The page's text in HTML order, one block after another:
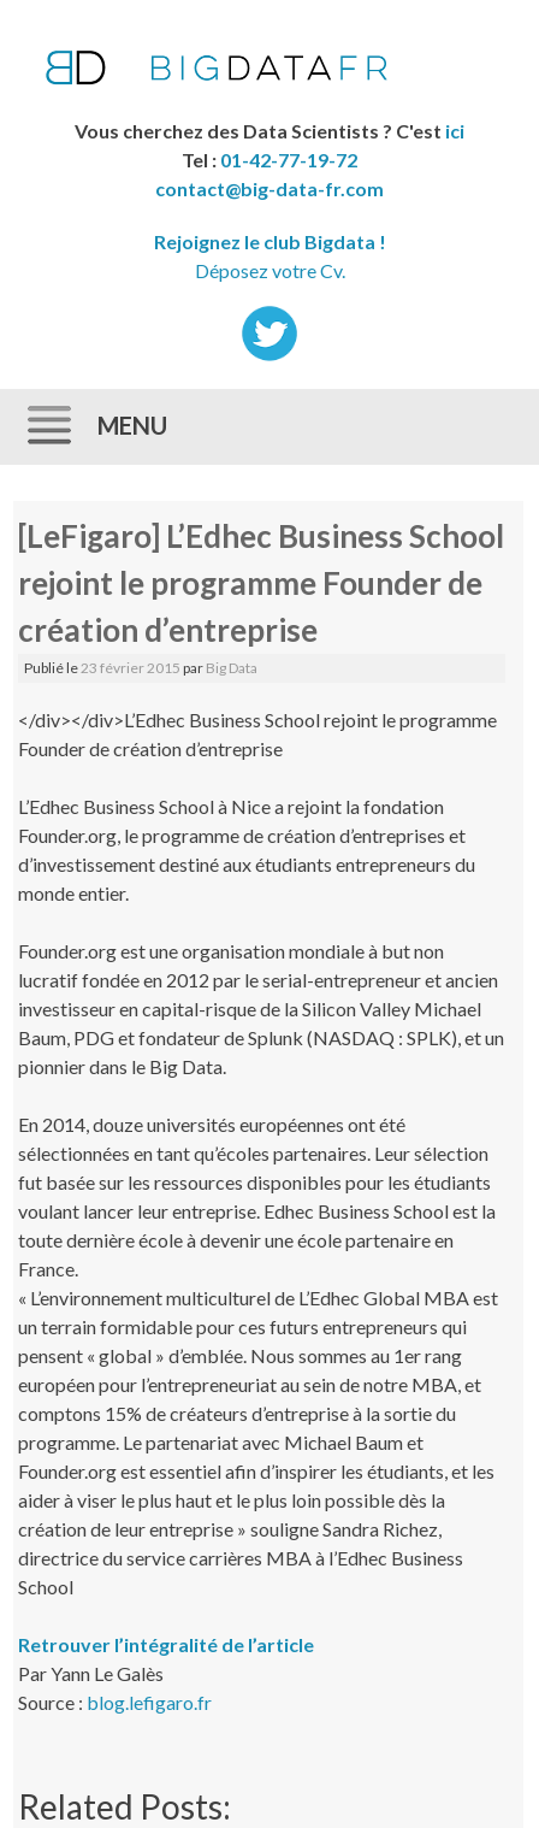
Vous cherchez des Data Scientists ? C'est ici
Tel : 01-42-77-19-72
contact@big-data-fr.com
Rejoignez le club Bigdata !
Déposez votre Cv.
MENU
[LeFigaro] L’Edhec Business School
rejoint le programme Founder de
création d’entreprise
Publié le 23 février 2015 par Big Data
</div></div>L’Edhec Business School rejoint le programme
Founder de création d’entreprise
L’Edhec Business School à Nice a rejoint la fondation
Founder.org, le programme de création d’entreprises et
d’investissement destiné aux étudiants entrepreneurs du
monde entier.
Founder.org est une organisation mondiale à but non
lucratif fondée en 2012 par le serial-entrepreneur et ancien
investisseur en capital-risque de la Silicon Valley Michael
Baum, PDG et fondateur de Splunk (NASDAQ : SPLK), et un
pionnier dans le Big Data.
En 2014, douze universités européennes ont été
sélectionnées en tant qu’écoles partenaires. Leur sélection
fut basée sur les ressources disponibles pour les étudiants
voulant lancer leur entreprise. Edhec Business School est la
toute dernière école à devenir une école partenaire en
France.
« L’environnement multiculturel de L’Edhec Global MBA est
un terrain formidable pour ces futurs entrepreneurs qui
pensent « global » d’emblée. Nous sommes au 1er rang
européen pour l’entrepreneuriat au sein de notre MBA, et
comptons 15% de créateurs d’entreprise à la sortie du
programme. Le partenariat avec Michael Baum et
Founder.org est essentiel afin d’inspirer les étudiants, et les
aider à viser le plus haut et le plus loin possible dès la
création de leur entreprise » souligne Sandra Richez,
directrice du service carrières MBA à l’Edhec Business
School
Retrouver l’intégralité de l’article
Par Yann Le Galès
Source : blog.lefigaro.fr
Related Posts: